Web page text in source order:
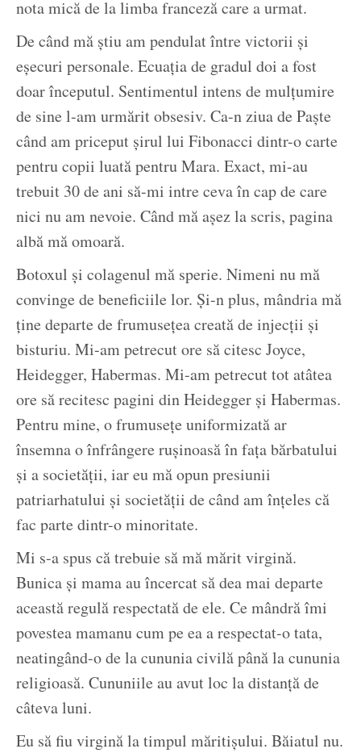
nota mică de la limba franceză care a urmat.
De când mă știu am pendulat între victorii și
eșecuri personale. Ecuația de gradul doi a fost
doar începutul. Sentimentul intens de mulțumire
de sine l-am urmărit obsesiv. Ca-n ziua de Paște
când am priceput șirul lui Fibonacci dintr-o carte
pentru copii luată pentru Mara. Exact, mi-au
trebuit 30 de ani să-mi intre ceva în cap de care
nici nu am nevoie. Când mă așez la scris, pagina
albă mă omoară.
Botoxul și colagenul mă sperie. Nimeni nu mă
convinge de beneficiile lor. Și-n plus, mândria mă
ține departe de frumusețea creată de injecții și
bisturiu. Mi-am petrecut ore să citesc Joyce,
Heidegger, Habermas. Mi-am petrecut tot atâtea
ore să recitesc pagini din Heidegger și Habermas.
Pentru mine, o frumusețe uniformizată ar
însemna o înfrângere rușinoasă în fața bărbatului
și a societății, iar eu mă opun presiunii
patriarhatului și societății de când am înțeles că
fac parte dintr-o minoritate.
Mi s-a spus că trebuie să mă mărit virgină.
Bunica și mama au încercat să dea mai departe
această regulă respectată de ele. Ce mândră îmi
povestea mamanu cum pe ea a respectat-o tata,
neatingând-o de la cununia civilă până la cununia
religioasă. Cununiile au avut loc la distanță de
câteva luni.
Eu să fiu virgină la timpul măritișului. Băiatul nu.